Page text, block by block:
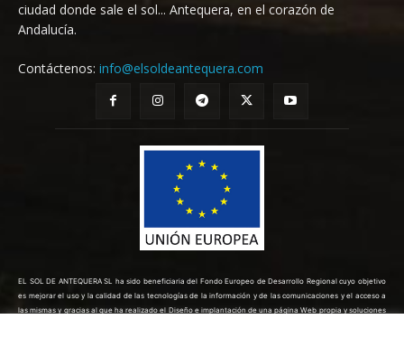
ciudad donde sale el sol... Antequera, en el corazón de
Andalucía.
Contáctenos: info@elsoldeantequera.com
EL SOL DE ANTEQUERA SL ha sido beneficiaria del Fondo Europeo de Desarrollo Regional cuyo objetivo
es mejorar el uso y la calidad de las tecnologías de la información y de las comunicaciones y el acceso a
las mismas y gracias al que ha realizado el Diseño e implantación de una página Web propia y soluciones